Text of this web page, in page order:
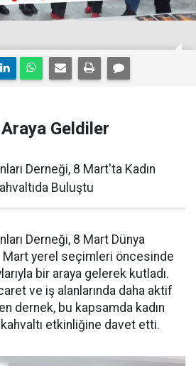
Geldiler
Derneği, 8 Mart'ta Kadın
Buluştu
Derneği, 8 Mart Dünya
Mart yerel seçimleri öncesinde
bir araya gelerek kutladı.
ve iş alanlarında daha aktif
dernek, bu kapsamda kadın
kahvaltı etkinliğine davet etti.